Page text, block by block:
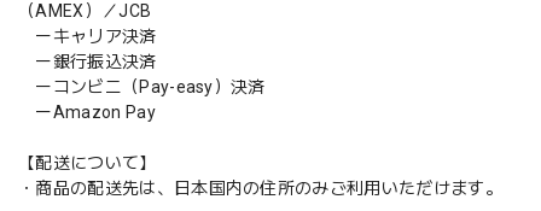
（AMEX）／JCB
ーキャリア決済
ー銀行振込決済
ーコンビニ（Pay-easy）決済
ーAmazon Pay
【配送について】
・商品の配送先は、日本国内の住所のみご利用いただけます。